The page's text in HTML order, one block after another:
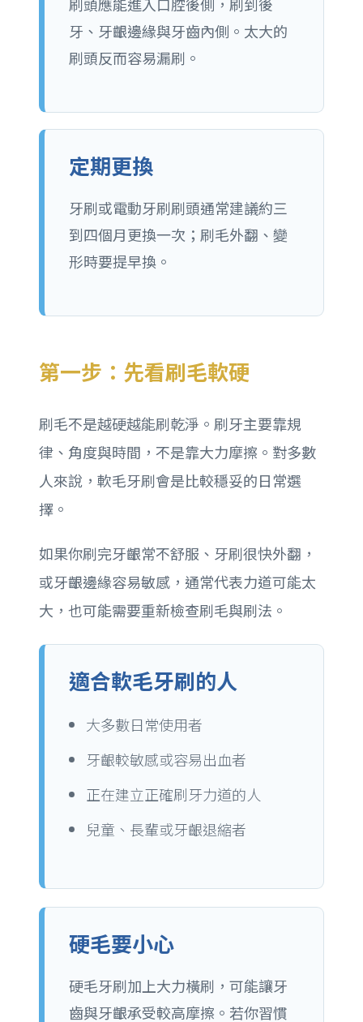
刷頭應能進入口腔後側，刷到後
牙、牙齦邊緣與牙齒內側。太大的
刷頭反而容易漏刷。
定期更換
牙刷或電動牙刷刷頭通常建議約三
到四個月更換一次；刷毛外翻、變
形時要提早換。
第一步：先看刷毛軟硬
刷毛不是越硬越能刷乾淨。刷牙主要靠規
律、角度與時間，不是靠大力摩擦。對多數
人來說，軟毛牙刷會是比較穩妥的日常選
擇。
如果你刷完牙齦常不舒服、牙刷很快外翻，
或牙齦邊緣容易敏感，通常代表力道可能太
大，也可能需要重新檢查刷毛與刷法。
適合軟毛牙刷的人
大多數日常使用者
牙齦較敏感或容易出血者
正在建立正確刷牙力道的人
兒童、長輩或牙齦退縮者
硬毛要小心
硬毛牙刷加上大力橫刷，可能讓牙
齒與牙齦承受較高摩擦。若你習慣